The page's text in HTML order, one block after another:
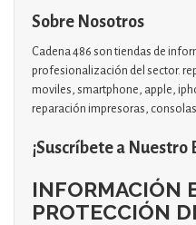
Sobre Nosotros
Cadena 486 son tiendas de
profesionalización del sector.
moviles, smartphone, apple,
reparación impresoras,
¡Suscríbete a Nuestro
INFORMACIÓN
PROTECCIÓN